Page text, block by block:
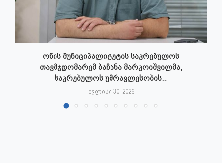
ონის მუნიციპალიტეტის საკრებულოს
თავმჯდომარემ ბაჩანა მარკოიშვილმა,
საკრებულოს უმრავლესობის...
ივლისი 30, 2026